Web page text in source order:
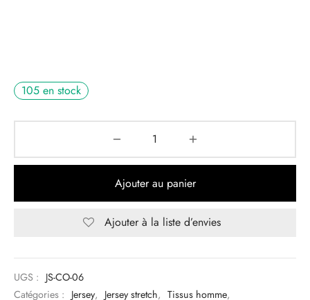
105 en stock
Ajouter au panier
Ajouter à la liste d’envies
UGS : JS-CO-06
Catégories : Jersey, Jersey stretch, Tissus homme,